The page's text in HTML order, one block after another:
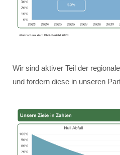
Wir sind aktiver Teil der
und fordern diese in unseren